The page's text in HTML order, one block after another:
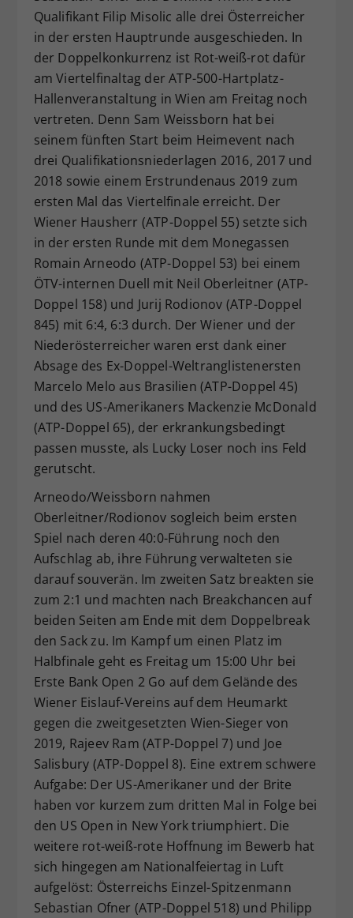
Qualifikant Filip Misolic alle drei Österreicher
in der ersten Hauptrunde ausgeschieden. In
der Doppelkonkurrenz ist Rot-weiß-rot dafür
am Viertelfinaltag der ATP-500-Hartplatz-
Hallenveranstaltung in Wien am Freitag noch
vertreten. Denn Sam Weissborn hat bei
seinem fünften Start beim Heimevent nach
drei Qualifikationsniederlagen 2016, 2017 und
2018 sowie einem Erstrundenaus 2019 zum
ersten Mal das Viertelfinale erreicht. Der
Wiener Hausherr (ATP-Doppel 55) setzte sich
in der ersten Runde mit dem Monegassen
Romain Arneodo (ATP-Doppel 53) bei einem
ÖTV-internen Duell mit Neil Oberleitner (ATP-
Doppel 158) und Jurij Rodionov (ATP-Doppel
845) mit 6:4, 6:3 durch. Der Wiener und der
Niederösterreicher waren erst dank einer
Absage des Ex-Doppel-Weltranglistenersten
Marcelo Melo aus Brasilien (ATP-Doppel 45)
und des US-Amerikaners Mackenzie McDonald
(ATP-Doppel 65), der erkrankungsbedingt
passen musste, als Lucky Loser noch ins Feld
gerutscht.
Arneodo/Weissborn nahmen
Oberleitner/Rodionov sogleich beim ersten
Spiel nach deren 40:0-Führung noch den
Aufschlag ab, ihre Führung verwalteten sie
darauf souverän. Im zweiten Satz breakten sie
zum 2:1 und machten nach Breakchancen auf
beiden Seiten am Ende mit dem Doppelbreak
den Sack zu. Im Kampf um einen Platz im
Halbfinale geht es Freitag um 15:00 Uhr bei
Erste Bank Open 2 Go auf dem Gelände des
Wiener Eislauf-Vereins auf dem Heumarkt
gegen die zweitgesetzten Wien-Sieger von
2019, Rajeev Ram (ATP-Doppel 7) und Joe
Salisbury (ATP-Doppel 8). Eine extrem schwere
Aufgabe: Der US-Amerikaner und der Brite
haben vor kurzem zum dritten Mal in Folge bei
den US Open in New York triumphiert. Die
weitere rot-weiß-rote Hoffnung im Bewerb hat
sich hingegen am Nationalfeiertag in Luft
aufgelöst: Österreichs Einzel-Spitzenmann
Sebastian Ofner (ATP-Doppel 518) und Philipp
Zweck
Dieser Wert speichert Ihre Consent-
Einstellungen. Unter anderem eine
zufällig generierte ID, für die
historische Speicherung Ihrer
vorgenommen Einstellungen, falls der
Webseiten-Betreiber dies eingestellt
hat.